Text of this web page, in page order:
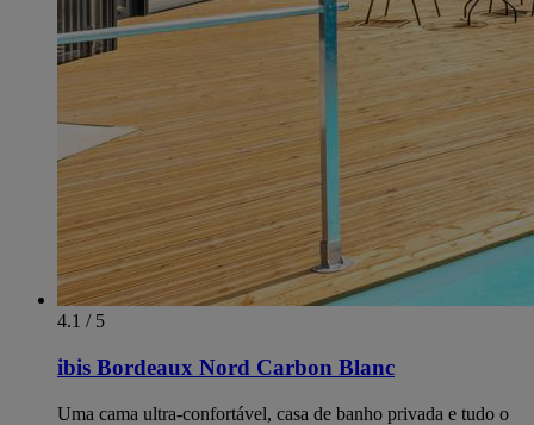
4.1 / 5
ibis Bordeaux Nord Carbon Blanc
Uma cama ultra-confortável, casa de banho privada e tudo o